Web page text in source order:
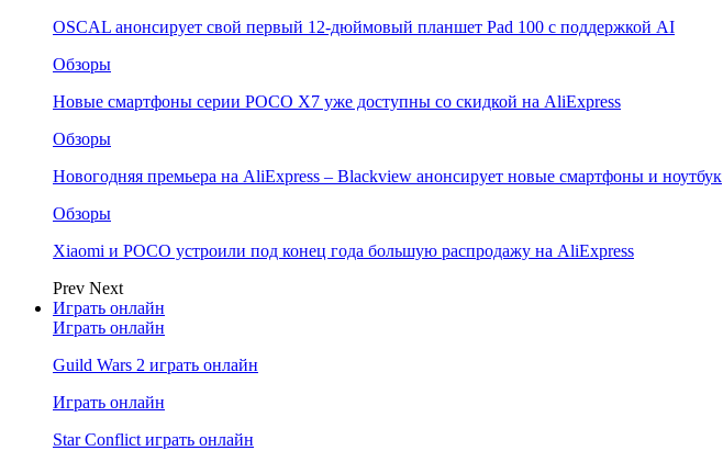
OSCAL анонсирует свой первый 12-дюймовый планшет Pad 100 с поддержкой AI
Обзоры
Новые смартфоны серии POCO X7 уже доступны со скидкой на AliExpress
Обзоры
Новогодняя премьера на AliExpress – Blackview анонсирует новые смартфоны и ноутбук
Обзоры
Xiaomi и POCO устроили под конец года большую распродажу на AliExpress
Prev Next
Играть онлайн
Играть онлайн
Guild Wars 2 играть онлайн
Играть онлайн
Star Conflict играть онлайн